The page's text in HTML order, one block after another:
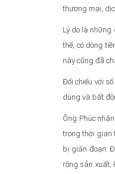
thương mại,
Lý do là những
thế, có dòng
này cũng đã
Đối chiếu với
dùng và bất
Ông Phúc
trong thời gian
bị gián đoạn.
rộng sản xuất,